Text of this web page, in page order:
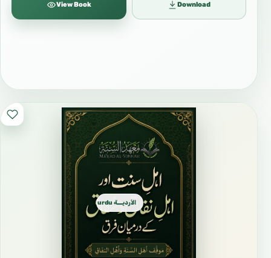
View Book Download
الأرديـــة urdu اُردُو